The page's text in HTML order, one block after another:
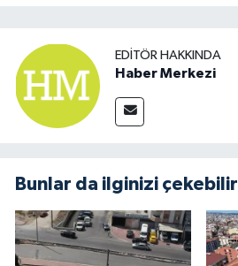
EDITÖR HAKKINDA
Haber Merkezi
Bunlar da ilginizi çekebilir